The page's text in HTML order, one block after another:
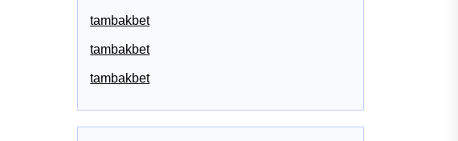
tambakbet
tambakbet
tambakbet